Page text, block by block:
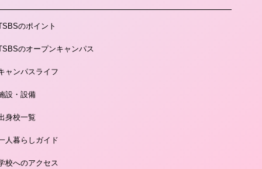
のポイント
のオープンキャンパス
ャンパスライフ
設・設備
身校一覧
人暮らしガイド
校へのアクセス